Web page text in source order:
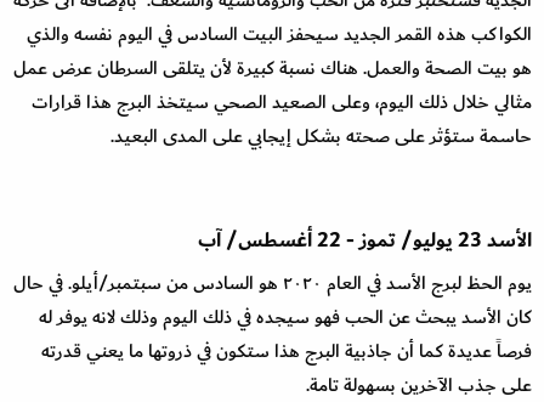
الكواكب هذه القمر الجديد سيحفز البيت السادس في اليوم نفسه والذي
هو بيت الصحة والعمل. هناك نسبة كبيرة لأن يتلقى السرطان عرض عمل
مثالي خلال ذلك اليوم، وعلى الصعيد الصحي سيتخذ البرج هذا قرارات
حاسمة ستؤثر على صحته بشكل إيجابي على المدى البعيد.
الأسد23يوليو/تموز- 22 أغسطس/آب
يوم الحظ لبرج الأسد في العام ٢٠٢٠ هو السادس من سبتمبر /أيلو. في حال
كان الأسد يبحث عن الحب فهو سيجده في ذلك اليوم وذلك لانه يوفر له
فرصاً عديدة كما أن جاذبية البرج هذا ستكون في ذروتها ما يعني قدرته
على جذب الآخرين بسهولة تامة.